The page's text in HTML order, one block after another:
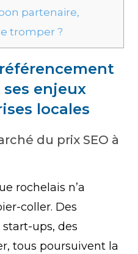
partenaire,
tromper ?
ses enjeux
locales
du prix SEO à
rochelais n’a
coller. Des
start-ups, des
tous poursuivent la